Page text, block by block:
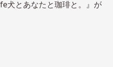
犬とあなたと珈琲と。』が